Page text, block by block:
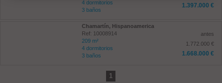
4 dormitorios
3 baños
1.397.000 €
Chamartín, Hispanoamerica
Ref: 10008914
209 m²
4 dormitorios
3 baños
antes
1.772.000 €
1.668.000 €
1